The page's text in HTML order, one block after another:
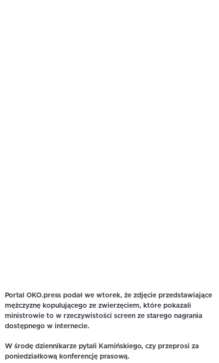
Portal OKO.press podał we wtorek, że zdjęcie przedstawiające
mężczyznę kopulującego ze zwierzęciem, które pokazali
ministrowie to w rzeczywistości screen ze starego nagrania
dostępnego w internecie.
W środę dziennikarze pytali Kamińskiego, czy przeprosi za
poniedziałkową konferencję prasową.